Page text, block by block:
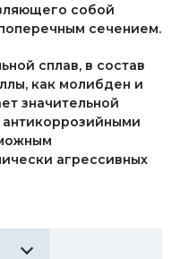
собой
сечением.
сплав, в состав
как молибден и
значительной
антикоррозийными
агрессивных